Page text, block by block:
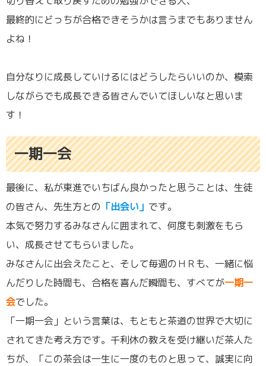
最終的にどっちが合格できそうかは言うまでもありません
よね！
自分なりに成長していけるにはどうしたらいいのか、模索
しながらでも成長できる皆さんでいてほしいなと思いま
す！
一期一会
最後に、私が東進でいちばん良かったと思うことは、生徒
の皆さん、先生方との 「出会い」 です。
本気で努力するみなさんに囲まれて、何度も刺激をもら
い、成長させてもらいました。
みなさんに出会えたこと、そして毎週のＨＲも、一緒に悩
んだりした時間も、合格を喜んだ瞬間も、すべてが一期一
会でした。
「一期一会」という言葉は、もともと茶道の世界で大切に
されてきた考え方です。千利休の教えを受け継いだ茶人た
ちが、「この茶会は一生に一度のものと思って、誠実に向